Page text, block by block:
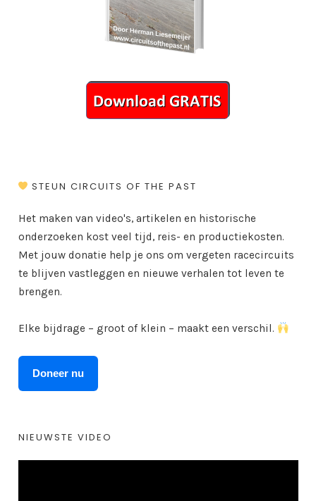
STEUN CIRCUITS OF THE PAST
Het maken van video's, artikelen en historische
onderzoeken kost veel tijd, reis- en productiekosten.
Met jouw donatie help je ons om vergeten racecircuits
te blijven vastleggen en nieuwe verhalen tot leven te
brengen.
Elke bijdrage – groot of klein – maakt een verschil.
Doneer nu
NIEUWSTE VIDEO